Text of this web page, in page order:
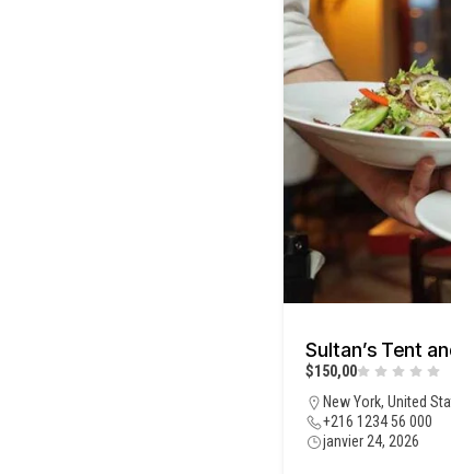
Sultan’s Tent
$150,00
New York, United
+216 1234 56 000
janvier 24, 2026